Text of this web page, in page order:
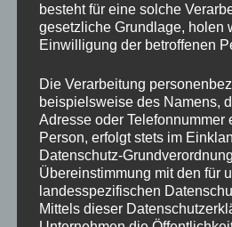
eventuell keinen Platz –
begrenzt.
Wir erheben keine
Tage vor Pensionsbeginn
erheben wir aber eine
des Vertragspreises, wenn die
7 Tagen vor Pensionsbeginn
ist die Summe verhandelbar,
unvermeidbaren Gründen erst
besteht für eine solche
gesetzliche Grundlage, holen
Einwilligung der betroffenen
Die Verarbeitung
beispielsweise des Namens,
Adresse oder Telefonnummer
Person, erfolgt stets im
Datenschutz-
Übereinstimmung mit den für
landesspezifischen
Mittels dieser